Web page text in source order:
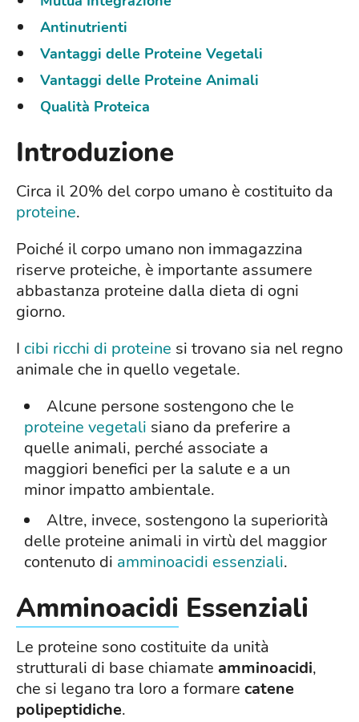
Antinutrienti
Vantaggi delle Proteine Vegetali
Vantaggi delle Proteine Animali
Qualità Proteica
Introduzione
Circa il 20% del corpo umano è costituito da
proteine.
Poiché il corpo umano non immagazzina
riserve proteiche, è importante assumere
abbastanza proteine dalla dieta di ogni
giorno.
I cibi ricchi di proteine si trovano sia nel regno
animale che in quello vegetale.
Alcune persone sostengono che le
proteine vegetali siano da preferire a
quelle animali, perché associate a
maggiori benefici per la salute e a un
minor impatto ambientale.
Altre, invece, sostengono la superiorità
delle proteine animali in virtù del maggior
contenuto di amminoacidi essenziali.
Amminoacidi Essenziali
Le proteine sono costituite da unità
strutturali di base chiamate amminoacidi,
che si legano tra loro a formare catene
polipeptidiche.